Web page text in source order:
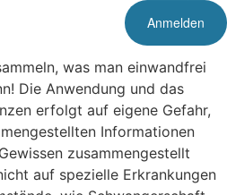
was man einwandfrei
Die Anwendung und das
erfolgt auf eigene Gefahr,
Informationen
zusammengestellt
auf spezielle Erkrankungen